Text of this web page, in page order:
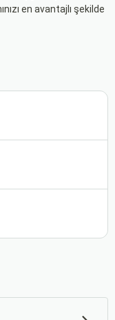
en avantajlı şekilde